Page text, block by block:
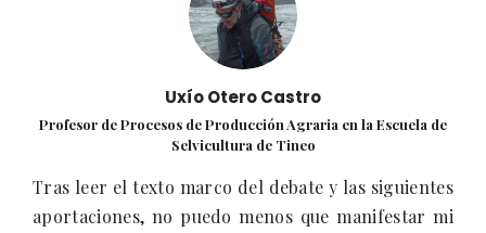
Uxío Otero Castro
Profesor de Procesos de Producción Agraria en la Escuela de
Selvicultura de Tineo
Tras leer el texto marco del debate y las siguientes
aportaciones, no puedo menos que manifestar mi